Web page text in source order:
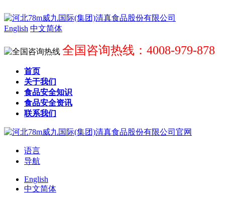
English 中文简体
全国咨询热线：4008-979-878
首页
关于我们
食品安全知识
食品安全资讯
联系我们
语言
导航
English
中文简体